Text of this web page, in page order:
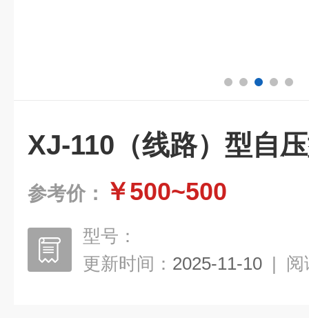
XJ-110（线路）型自
参考价： ￥500~500
型号：
更新时间： 2025-11-10 | 阅